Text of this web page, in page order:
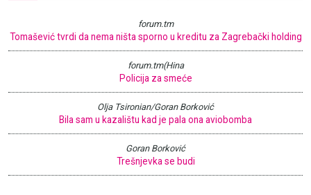
forum.tm
Tomašević tvrdi da nema ništa sporno u kreditu za Zagrebački holding
forum.tm(Hina
Policija za smeće
Olja Tsironian/Goran Borković
Bila sam u kazalištu kad je pala ona aviobomba
Goran Borković
Trešnjevka se budi